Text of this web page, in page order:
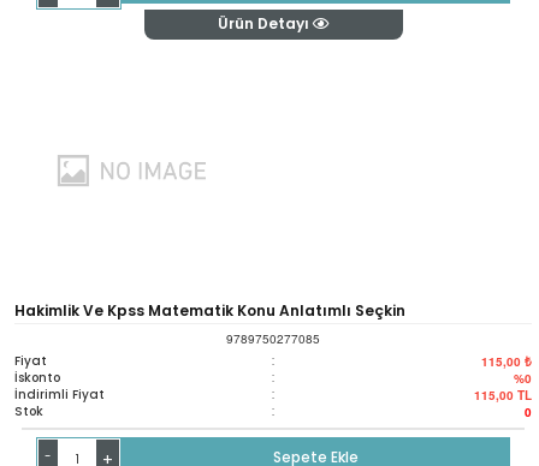
Ürün Detayı
Hakimlik Ve Kpss Matematik Konu Anlatımlı Seçkin
9789750277085
Fiyat : 115,00 ₺
İskonto : %0
İndirimli Fiyat : 115,00 TL
Stok : 0
- + Sepete Ekle